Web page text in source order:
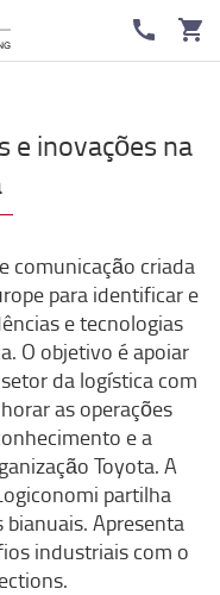
e inovações na
comunicação criada
para identificar e
e tecnologias
O objetivo é apoiar
da logística com
as operações
e a
Toyota. A
partilha
Apresenta
industriais com o